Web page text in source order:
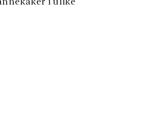
i ulike